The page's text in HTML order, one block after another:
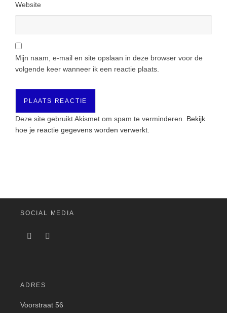
Website
Mijn naam, e-mail en site opslaan in deze browser voor de
volgende keer wanneer ik een reactie plaats.
Deze site gebruikt Akismet om spam te verminderen. Bekijk
hoe je reactie gegevens worden verwerkt
SOCIAL MEDIA
ADRES
Voorstraat 56